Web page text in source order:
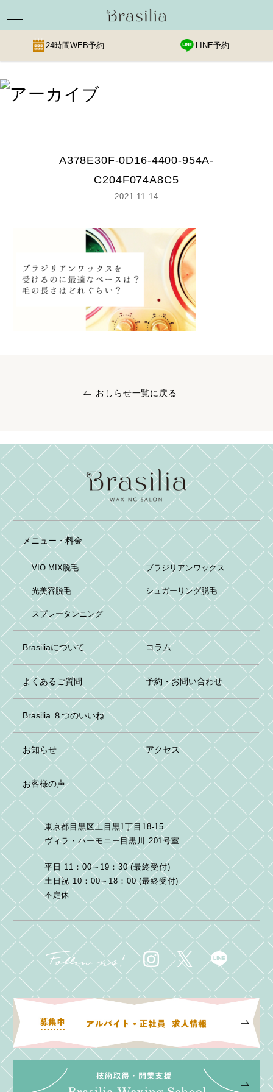
Skip
24時間WEB予約 LINE予約
A378E30F-0D16-4400-954A-
C204F074A8C5
2021.11.14
おしらせ一覧に戻る
メニュー・料金
VIO MIX脱毛 ブラジリアンワックス
光美容脱毛 シュガーリング脱毛
スプレータンニング
Brasiliaについて コラム
よくあるご質問 予約・お問い合わせ
Brasilia ８つのいいね
お知らせ アクセス
お客様の声
東京都目黒区上目黒1丁目18-15
ヴィラ・ハーモニー目黒川 201号室
平日 11：00～19：30 (最終受付)
土日祝 10：00～18：00 (最終受付)
不定休